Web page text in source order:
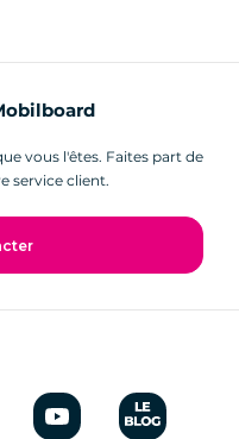
vous l'êtes. Faites part de
service client.